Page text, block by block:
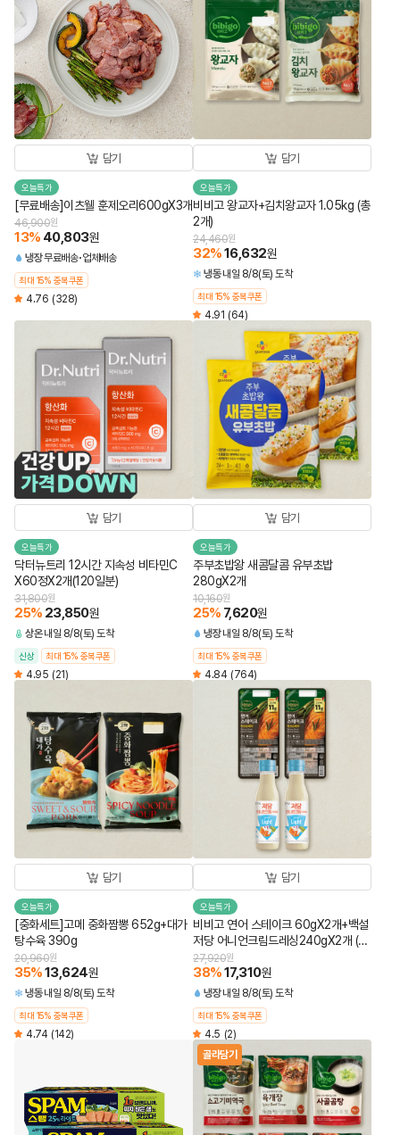
담기
오늘특가
[무료배송]이츠웰 훈제오리600gX3개
46,900원
13% 40,803원
냉장무료배송 업체배송
최대 15% 중복쿠폰
4.76 (328)
담기
오늘특가
비비고 왕교자+김치왕교자 1.05kg (총
2개)
24,460원
32%16,632원
냉동 내일 8/8(토) 도착
최대 15% 중복쿠폰
4.91 (64)
담기
오늘특가
닥터뉴트리 12시간 지속성 비타민C
X60정X2개(120일분)
31,800원
25% 23,850원
상온 내일 8/8(토) 도착
신상 최대 15% 중복쿠폰
4.95 (21)
담기
오늘특가
주부초밥왕 새콤달콤 유부초밥
280gX2개
10,160원
25% 7,620원
냉장 내일 8/8(토) 도착
최대 15% 중복쿠폰
4.84 (764)
담기
오늘특가
[중화세트]고메 중화짬뽕 652g+대가
탕수육 390g
20,960원
35%13,624원
냉동 내일 8/8(토) 도착
최대 15% 중복쿠폰
4.74 (142)
담기
오늘특가
비비고 연어 스테이크 60gX2개+백설
저당 어니언크림드레싱240gX2개 (총
4개)
27,920원
38%17,310원
냉장 내일 8/8(토) 도착
최대 15% 중복쿠폰
4.5 (2)
골라담기